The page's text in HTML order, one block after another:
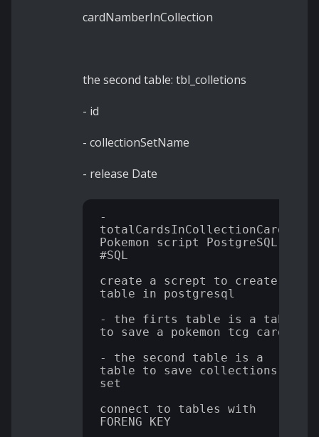
cardNamberInCollection
the second table: tbl_colletions
- id
- collectionSetName
- release Date
-
totalCardsInCollectionCards
Pokemon script PostgreSQL
#SQL
create a scrept to create a
table in postgresql
- the firts table is a table
to save a pokemon tcg cards
- the second table is a
table to save collections
set
connect to tables with
FORENG KEY